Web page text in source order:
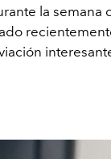
la semana